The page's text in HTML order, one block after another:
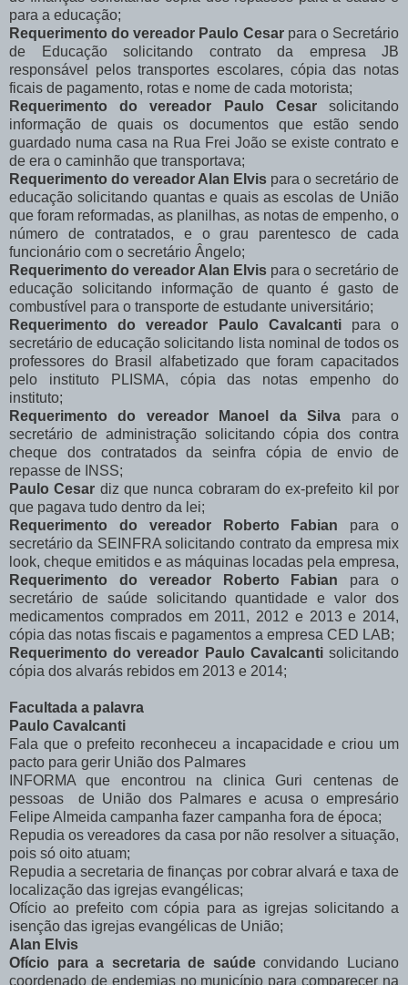
para a educação;
Requerimento do vereador Paulo Cesarpara o Secretário
de Educação solicitando contrato da empresa JB
responsável pelos transportes escolares, cópia das notas
ficais de pagamento, rotas e nome de cada motorista;
Requerimento do vereador Paulo Cesarsolicitando
informação de quais os documentos que estão sendo
guardado numa casa na Rua Frei João se existe contrato e
de era o caminhão que transportava;
Requerimento do vereador Alan Elvis para o secretário de
educação solicitando quantas e quais as escolas de União
que foram reformadas, as planilhas, as notas de empenho, o
número de contratados, e o grau parentesco de cada
funcionário com o secretário Ângelo;
Requerimento do vereador Alan Elvis para o secretário de
educação solicitando informação de quanto é gasto de
combustível para o transporte de estudante universitário;
Requerimento do vereador Paulo Cavalcantipara o
secretário de educação solicitando lista nominal de todos os
professores do Brasil alfabetizado que foram capacitados
pelo instituto PLISMA, cópia das notas empenho do
instituto;
Requerimento do vereador Manoel da Silva para o
secretário de administração solicitando cópia dos contra
cheque dos contratados da seinfra cópia de envio de
repasse de INSS;
Paulo Cesar diz que nunca cobraram do ex-prefeito kil por
que pagava tudo dentro da lei;
Requerimento do vereador Roberto Fabian para o
secretário da SEINFRA solicitando contrato da empresa mix
look, cheque emitidos e as máquinas locadas pela empresa,
Requerimento do vereador Roberto Fabian para o
secretário de saúde solicitando quantidade e valor dos
medicamentos comprados em 2011, 2012 e 2013 e 2014,
cópia das notas fiscais e pagamentos a empresa CED LAB;
Requerimento do vereador Paulo Cavalcanti solicitando
cópia dos alvarás rebidos em 2013 e 2014;
Facultada a palavra
Paulo Cavalcanti
Fala que o prefeito reconheceu a incapacidade e criou um
pacto para gerir União dos Palmares
INFORMA que encontrou na clinica Guri centenas de
pessoas de União dos Palmares e acusa o empresário
Felipe Almeida campanha fazer campanha fora de época;
Repudia os vereadores da casa por não resolver a situação,
pois só oito atuam;
Repudia a secretaria de finanças por cobrar alvará e taxa de
localização das igrejas evangélicas;
Ofício ao prefeito com cópia para as igrejas solicitando a
isenção das igrejas evangélicas de União;
Alan Elvis
Ofício para a secretaria de saúdeconvidando Luciano
coordenado de endemias no município para comparecer na